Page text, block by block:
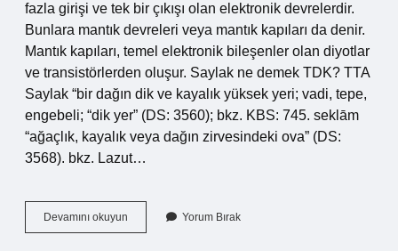
fazla girişi ve tek bir çıkışı olan elektronik devrelerdir.
Bunlara mantık devreleri veya mantık kapıları da denir.
Mantık kapıları, temel elektronik bileşenler olan diyotlar
ve transistörlerden oluşur. Saylak ne demek TDK? TTA
Saylak “bir dağın dik ve kayalık yüksek yeri; vadi, tepe,
engebeli; “dik yer” (DS: 3560); bkz. KBS: 745. seklām
“ağaçlık, kayalık veya dağın zirvesindeki ova” (DS:
3568). bkz. Lazut…
Devamını okuyun
Ne
Yorum Bırak